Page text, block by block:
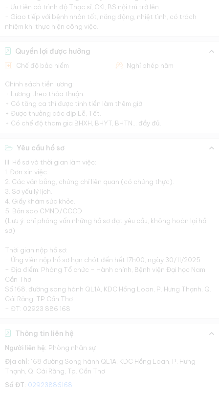
- Ưu tiên có trình độ Thạc sĩ, CKI, BS nội trú trở lên.
- Giao tiếp với bệnh nhân tốt, năng động, nhiệt tình, có trách
nhiệm khi thực hiện công việc.
Quyền lợi được hưởng
Chế độ bảo hiểm Nghỉ phép năm
Chính sách tiền lương:
+ Lương theo thỏa thuận.
+ Có tăng ca thì được tính tiền làm thêm giờ.
+ Được thưởng các dịp Lễ, Tết.
+ Có chế độ tham gia BHXH, BHYT, BHTN… đầy đủ.
Yêu cầu hồ sơ
III. Hồ sơ và thời gian làm việc:
1. Đơn xin việc.
2. Các văn bằng, chứng chỉ liên quan (có chứng thực).
3. Sơ yếu lý lịch.
4. Giấy khám sức khỏe.
5. Bản sao CMND/CCCD.
(Lưu ý: chỉ phỏng vấn những hồ sơ đạt yêu cầu, không hoàn lại hồ
sơ)
Thời gian nộp hồ sơ:
– Ứng viên nộp hồ sơ hạn chót đến hết 17h00, ngày 30/11/2025
– Địa điểm: Phòng Tổ chức – Hành chính, Bệnh viện Đại học Nam
Cần Thơ
Số 168, đường song hành QL1A, KDC Hồng Loan, P. Hưng Thạnh, Q.
Cái Răng, TP.Cần Thơ
– ĐT: 02923 886 168
Thông tin liên hệ
Người liên hệ: Phòng nhân sự
Địa chỉ: 168 đường Song hành QL1A, KDC Hồng Loan, P. Hưng
Thạnh, Q. Cái Răng, Tp. Cần Thơ
Số ĐT: 02923886168